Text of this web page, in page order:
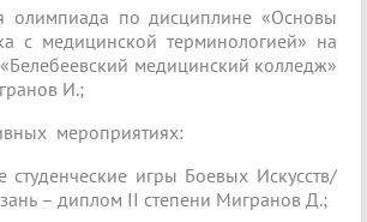
олимпиада по дисциплине «Основы
с медицинской терминологией» на
медицинский колледж»
И.;
мероприятиях:
студенческие игры Боевых Искусств/
– диплом II степени Мигранов Д.;